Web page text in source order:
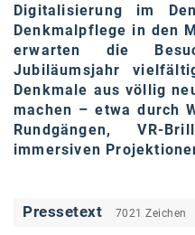
OBI
Oral-B
PAYBACK
Planted
Digitalisierung im
Denkmalpflege in den
erwarten die
Jubiläumsjahr
Denkmale aus völlig
machen – etwa durch
Rundgängen, VR-
immersiven
Pressetext 7021 Zeichen